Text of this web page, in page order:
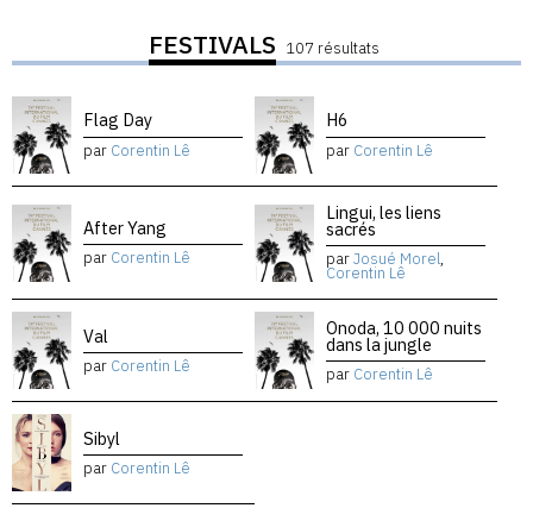
FESTIVALS 107 résultats
Flag Day
par Corentin Lê
H6
par Corentin Lê
After Yang
par Corentin Lê
Lingui, les liens
sacrés
parJosué Morel,
Corentin Lê
Val
par Corentin Lê
Onoda, 10 000 nuits
dans la jungle
par Corentin Lê
Sibyl
par Corentin Lê